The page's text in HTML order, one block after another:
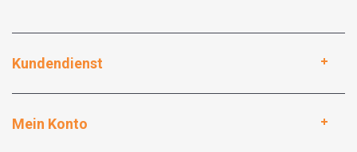
Kundendienst
Mein Konto